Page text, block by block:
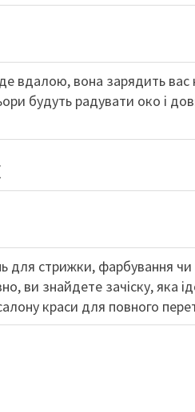
вдалою, вона зарядить вас
будуть радувати око і
для стрижки, фарбування
ви знайдете зачіску, яка
краси для повного